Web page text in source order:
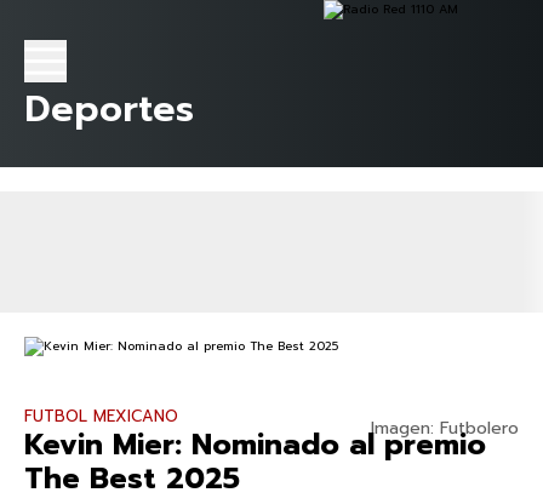
Deportes
Imagen: Futbolero
FUTBOL MEXICANO
Kevin Mier: Nominado al premio
The Best 2025